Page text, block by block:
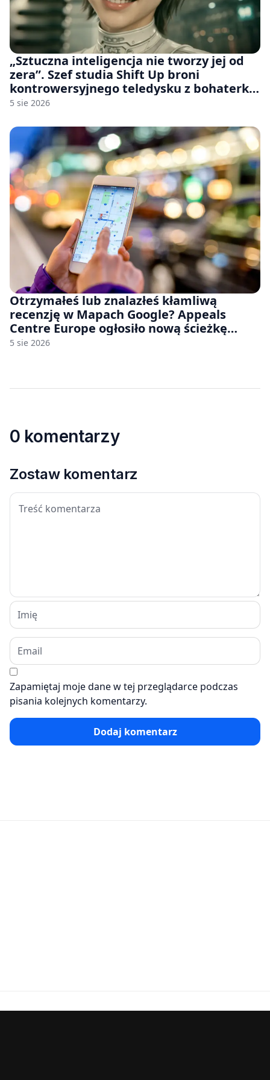
„Sztuczna inteligencja nie tworzy jej od
zera”. Szef studia Shift Up broni
kontrowersyjnego teledysku z bohaterką
Stellar Blade: Blood Rain
5 sie 2026
Otrzymałeś lub znalazłeś kłamliwą
recenzję w Mapach Google? Appeals
Centre Europe ogłosiło nową ścieżkę
odwoławczą dla firm i konsumentów
5 sie 2026
0 komentarzy
Zostaw komentarz
Zapamiętaj moje dane w tej przeglądarce podczas
pisania kolejnych komentarzy.
Dodaj komentarz